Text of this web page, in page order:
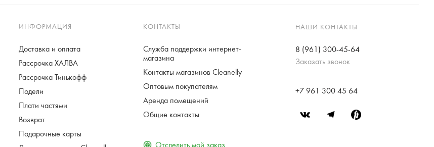
ИНФОРМАЦИЯ
Доставка и оплата
Рассрочка ХАЛВА
Рассрочка Тинькофф
Подели
Плати частями
Возврат
Подарочные карты
КОНТАКТЫ
Служба поддержки интернет-
магазина
Контакты магазинов Cleanelly
Оптовым покупателям
Аренда помещений
Общие контакты
Отследить мой заказ
НАШИ КОНТАКТЫ
8 (961) 300-45-64
Заказать звонок
+7 961 300 45 64